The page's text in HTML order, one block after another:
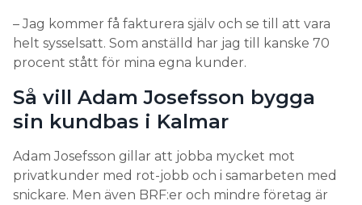
– Jag kommer få fakturera själv och se till att vara
helt sysselsatt. Som anställd har jag till kanske 70
procent stått för mina egna kunder.
Så vill Adam Josefsson bygga
sin kundbas i Kalmar
Adam Josefsson gillar att jobba mycket mot
privatkunder med rot-jobb och i samarbeten med
snickare. Men även BRF:er och mindre företag är